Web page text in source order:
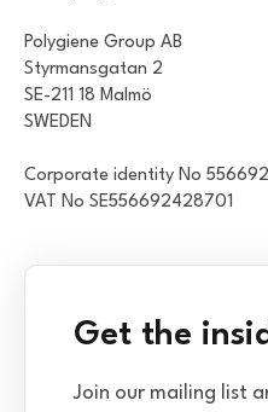
Polygiene Group AB
Styrmansgatan 2
SE-211 18 Malmö
SWEDEN
Corporate identity No
VAT No SE556692428701
Get the
Join our mailing list